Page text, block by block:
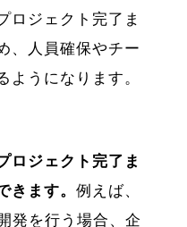
ロジェクト完了ま
、人員確保やチー
ようになります。
ロジェクト完了ま
きます。 例えば、
発を行う場合、企